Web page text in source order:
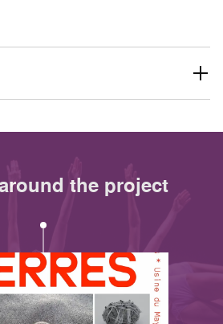
the project